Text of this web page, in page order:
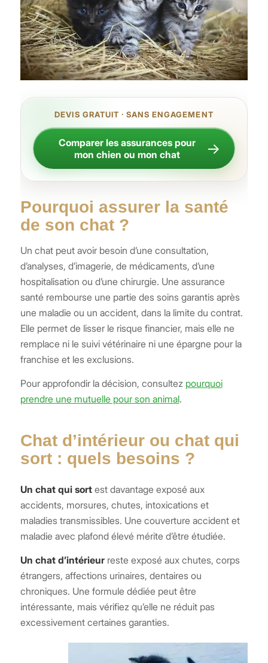
DEVIS GRATUIT · SANS ENGAGEMENT
Comparer les assurances pour
mon chien ou mon chat
→
Pourquoi assurer la santé
de son chat ?
Un chat peut avoir besoin d’une consultation,
d’analyses, d’imagerie, de médicaments, d’une
hospitalisation ou d’une chirurgie. Une assurance
santé rembourse une partie des soins garantis après
une maladie ou un accident, dans la limite du contrat.
Elle permet de lisser le risque financier, mais elle ne
remplace ni le suivi vétérinaire ni une épargne pour la
franchise et les exclusions.
Pour approfondir la décision, consultez pourquoi
prendre une mutuelle pour son animal.
Chat d’intérieur ou chat qui
sort : quels besoins ?
Un chat qui sortest davantage exposé aux
accidents, morsures, chutes, intoxications et
maladies transmissibles. Une couverture accident et
maladie avec plafond élevé mérite d’être étudiée.
Un chat d’intérieurreste exposé aux chutes, corps
étrangers, affections urinaires, dentaires ou
chroniques. Une formule dédiée peut être
intéressante, mais vérifiez qu’elle ne réduit pas
excessivement certaines garanties.